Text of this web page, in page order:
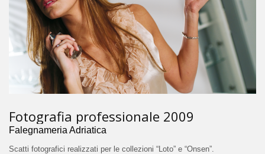
Fotografia professionale 2009
Falegnameria Adriatica
Scatti fotografici realizzati per le collezioni “Loto” e “Onsen”.